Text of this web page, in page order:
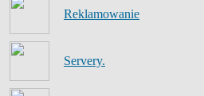
Reklamowanie
Servery.